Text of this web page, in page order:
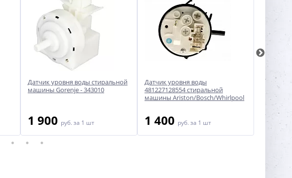
Датчик уровня воды стиральной
машины Gorenje - 343010
1 900 руб. за 1 шт
Датчик уровня воды
481227128554 стиральной
машины Ariston/Bosch/Whirlpool
1 400 руб. за 1 шт
Датчик
машины
900